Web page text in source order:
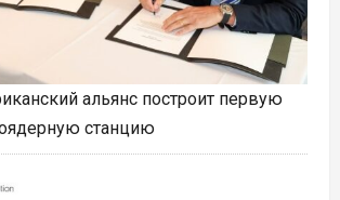
альянс построит первую
станцию